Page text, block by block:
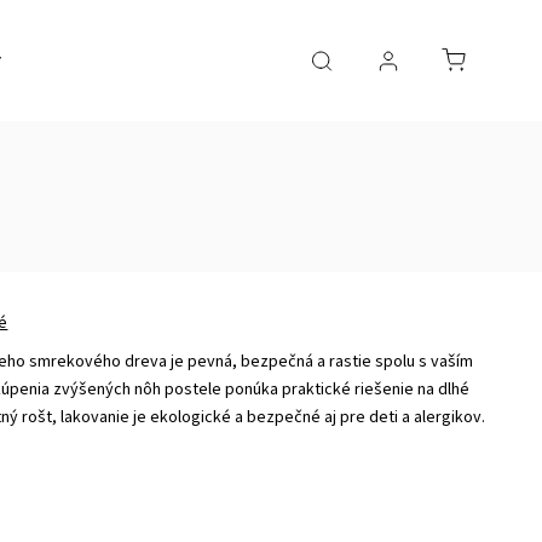
smrekového dreva je pevná, bezpečná a rastie spolu s vaším
zvýšených nôh postele ponúka praktické riešenie na dlhé
rošt, lakovanie je ekologické a bezpečné aj pre deti a alergikov.